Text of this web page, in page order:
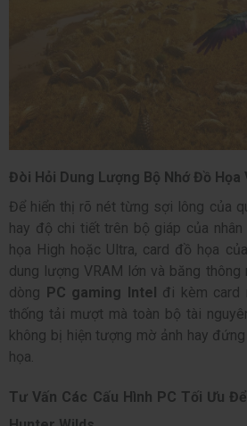
Đòi Hỏi Dung Lượng Bộ Nhớ Đồ Họa
Để hiển thị rõ nét từng sợi lông của
hay độ chi tiết trên bộ giáp của
họa High hoặc Ultra, card đồ họa
dung lượng VRAM lớn và băng thông
dòng
PC gaming Intel
đi kèm card
thống tải mượt mà toàn bộ tài
không bị hiện tượng mờ ảnh hay
họa.
Tư Vấn Các Cấu Hình PC Tối Ưu